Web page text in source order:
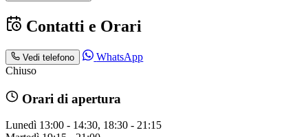
Contatti e Orari
Vedi telefono
WhatsApp
Chiuso
Orari di apertura
Lunedì 13:00 - 14:30, 18:30 - 21:15